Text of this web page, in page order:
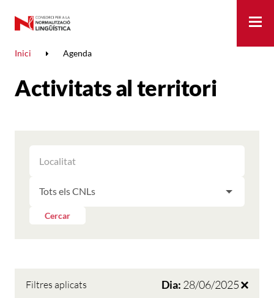
Inici Agenda
Activitats al territori
ELS
RESULTATS
LES
PER
LES
Cercar
Filtres aplicats Dia: 28/06/2025